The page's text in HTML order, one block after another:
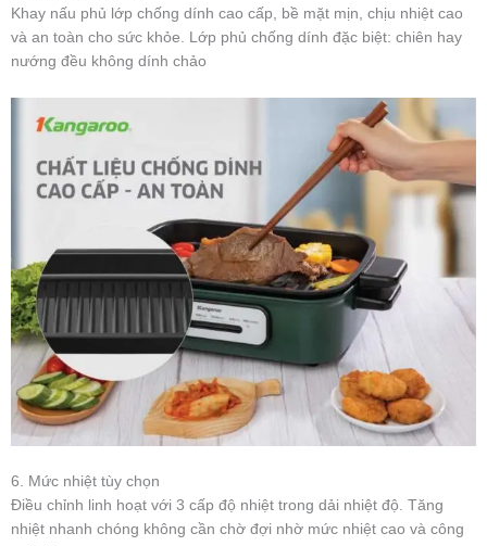
Khay nấu phủ lớp chống dính cao cấp, bề mặt mịn, chịu nhiệt cao
và an toàn cho sức khỏe. Lớp phủ chống dính đặc biệt: chiên hay
nướng đều không dính chảo
6. Mức nhiệt tùy chọn
Điều chỉnh linh hoạt với 3 cấp độ nhiệt trong dải nhiệt độ. Tăng
nhiệt nhanh chóng không cần chờ đợi nhờ mức nhiệt cao và công